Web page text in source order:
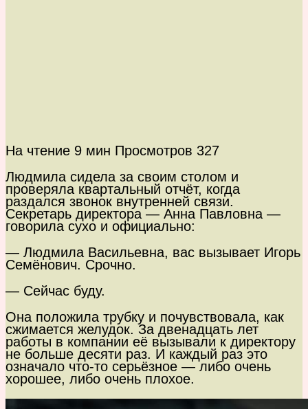
На чтение 9 мин Просмотров 327
Людмила сидела за своим столом и
проверяла квартальный отчёт, когда
раздался звонок внутренней связи.
Секретарь директора — Анна Павловна —
говорила сухо и официально:
— Людмила Васильевна, вас вызывает Игорь
Семёнович. Срочно.
— Сейчас буду.
Она положила трубку и почувствовала, как
сжимается желудок. За двенадцать лет
работы в компании её вызывали к директору
не больше десяти раз. И каждый раз это
означало что-то серьёзное — либо очень
хорошее, либо очень плохое.